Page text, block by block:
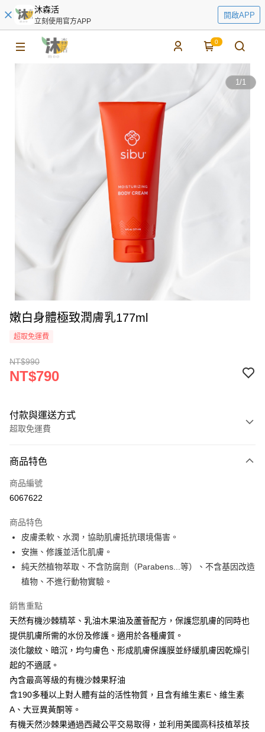
沐森活
立刻使用官方APP
開啟APP
0
1/1
嫩白身體極致潤膚乳177ml
超取免運費
NT$990
NT$790
付款與運送方式
超取免運費
信用卡一次付款
超商取貨付款
Apple Pay
悠遊付
AFTEE先享後付
【關於「AFTEE先享後付」】
AFTEE先享後付是「在收到商品之後才付款」的支付方式。 讓您購物簡單
便利好安心！
１．簡單：不需註冊會員、不需綁卡、不需儲值。
２．便利：只要手機號碼，簡訊認證，即可結帳。
３．安心：先確認商品／服務後，再付款。
【「AFTEE先享後付」結帳流程】
１．於結帳方式選擇「AFTEE先享後付」後，將跳轉至「AFTEE先享後付」
結帳頁面，進行簡訊認證並確認金額後，即可完成結帳。
２．訂單成立數日內，您將收到繳費通知簡訊。
３．收到繳費通知簡訊後14天內，點擊此簡訊中的連結，可透過四大超商／
ATM付款
貨到付款
運送方式
全家取貨付款
免運費
7-11取貨付款
商品特色
商品編號
6067622
商品特色
皮膚柔軟、水潤，協助肌膚抵抗環境傷害。
安撫、修護並活化肌膚。
純天然植物萃取、不含防腐劑（Parabens...等）、不含基因改造
植物、不進行動物實驗。
銷售重點
天然有機沙棘精萃、乳油木果油及蘆薈配方，保護您肌膚的同時也
提供肌膚所需的水份及修護。適用於各種膚質。
淡化皺紋、暗沉，均勻膚色、形成肌膚保護膜並紓緩肌膚因乾燥引
起的不適感。
內含最高等級的有機沙棘果籽油
含190多種以上對人體有益的活性物質，且含有維生素E、維生素
A、大豆異黃酮等。
有機天然沙棘果通過西藏公平交易取得，並利用美國高科技植萃技